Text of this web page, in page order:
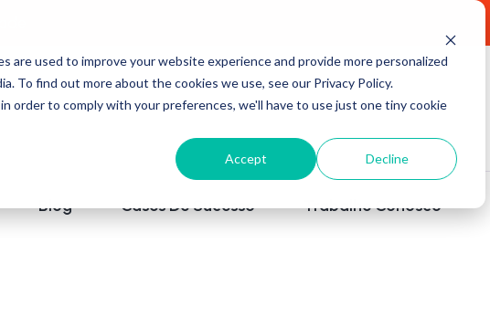
are used to improve your website experience and provide more personalized
To find out more about the cookies we use, see our Privacy Policy.
order to comply with your preferences, we'll have to use just one tiny cookie
Accept Decline
Blog Cases De Sucesso Trabalhe Conosco